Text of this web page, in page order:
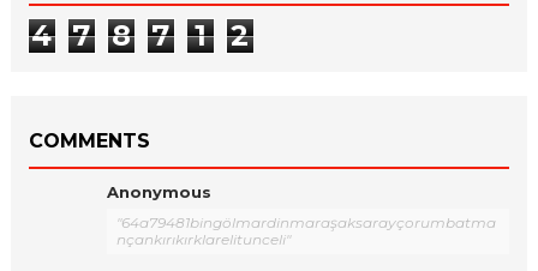
4 7 8 7 1 2
COMMENTS
Anonymous
"64a79481bingölmardinmaraşaksarayçorumbatma
nçankırıkırklarelitunceli"